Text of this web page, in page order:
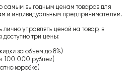
самым выгодным ценам товаров для
и индивидуальным предпринимателям.
управлять ценой на товар, в
доступно три цены:
за объем до 8%)
100 000 рублей)
коробке)